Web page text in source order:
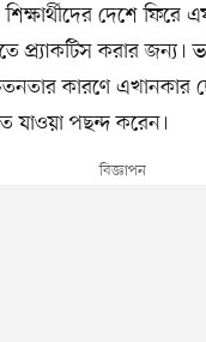
দেশে ফিরে
প্র্যাকটিস করার জন্য।
কারণে এখানকার
যাওয়া পছন্দ করেন।